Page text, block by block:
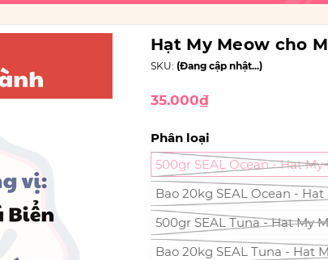
Hạt My Meow cho
SKU: (Đang cập nhật...)
35.000₫
Phân loại
500gr SEAL Ocean - Hạt
Bao 20kg SEAL Ocean -
500gr SEAL Tuna - Hạt My
Bao 20kg SEAL Tuna - Hạt